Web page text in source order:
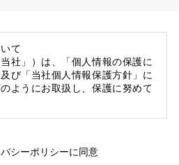
て
社」）は、「個人情報の保護に
び「当社個人情報保護方針」に
ようにお取扱し、保護に努めて
を個人データとして保有
シーポリシーに同意